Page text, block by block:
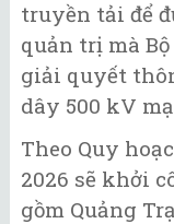
truyền tải để
quản trị mà
giải quyết
dây 500 kV
Theo Quy
2026 sẽ khởi
gồm Quảng